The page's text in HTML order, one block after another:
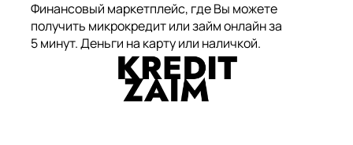
Финансовый маркетплейс, где Вы можете
получить микрокредит или займ онлайн за
5 минут. Деньги на карту или наличкой.